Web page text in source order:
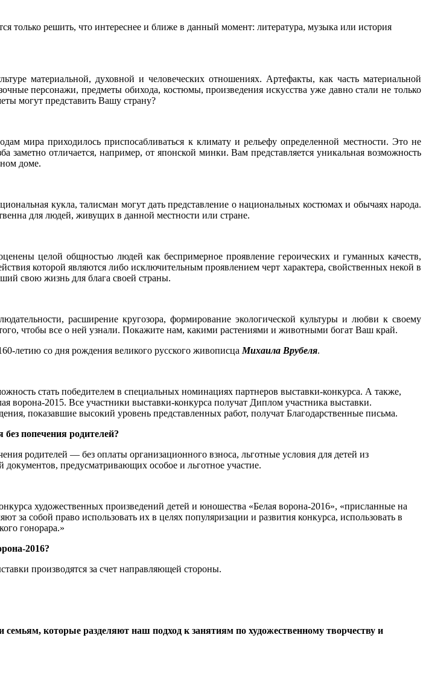
только решить, что интереснее и ближе в данный момент: литература, музыка или история
материальной, духовной и человеческих отношениях. Артефакты, как часть материальной
персонажи, предметы обихода, костюмы, произведения искусства уже давно стали не только
могут представить Вашу страну?
мира приходилось приспосабливаться к климату и рельефу определенной местности. Это не
отличается, например, от японской минки. Вам представляется уникальная возможность
доме.
кукла, талисман могутдать представление о национальных костюмах и обычаях народа.
для людей, живущих в данной местности или стране.
целой общностью людей как беспримерное проявление героических и гуманных качеств,
которой являются либо исключительным проявлением черт характера, свойственных некой в
свою жизнь для блага своей страны.
расширение кругозора, формирование экологической культуры и любви к своему
чтобы все о ней узнали. Покажите нам, какими растениями и животными богат Ваш край.
летию со дня рождения великого русского живописца Михаила Врубеля.
стать победителем в специальных номинациях партнеров выставки-конкурса. А также,
ворона-2015. Все участники выставки-конкурса получат Диплом участника выставки.
показавшие высокий уровень представленных работ, получат Благодарственные письма.
попечения родителей?
родителей — без оплаты организационного взноса, льготные условия для детей из
предусматривающих особое и льготное участие.
художественных произведений детей и юношества «Белая ворона-2016», «присланные на
право использовать их в целях популяризации и развития конкурса, использовать в
гонорара.»
2016?
производятся за счет направляющей стороны.
которые разделяют наш подход к занятиям по художественному творчеству и